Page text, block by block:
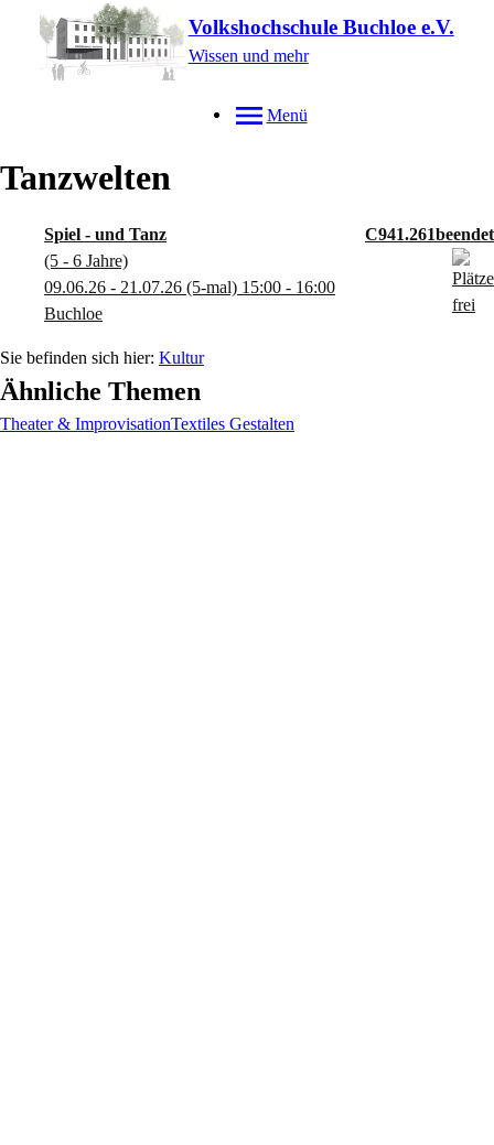
Volkshochschule Buchloe e.V.
Wissen und mehr
Menü
Tanzwelten
Spiel - und Tanz
C941.261
(5 - 6 Jahre)
09.06.26 - 21.07.26 (5-mal) 15:00 - 16:00
Buchloe
Kultur
Ähnliche Themen
Theater & ImprovisationTextiles Gestalten